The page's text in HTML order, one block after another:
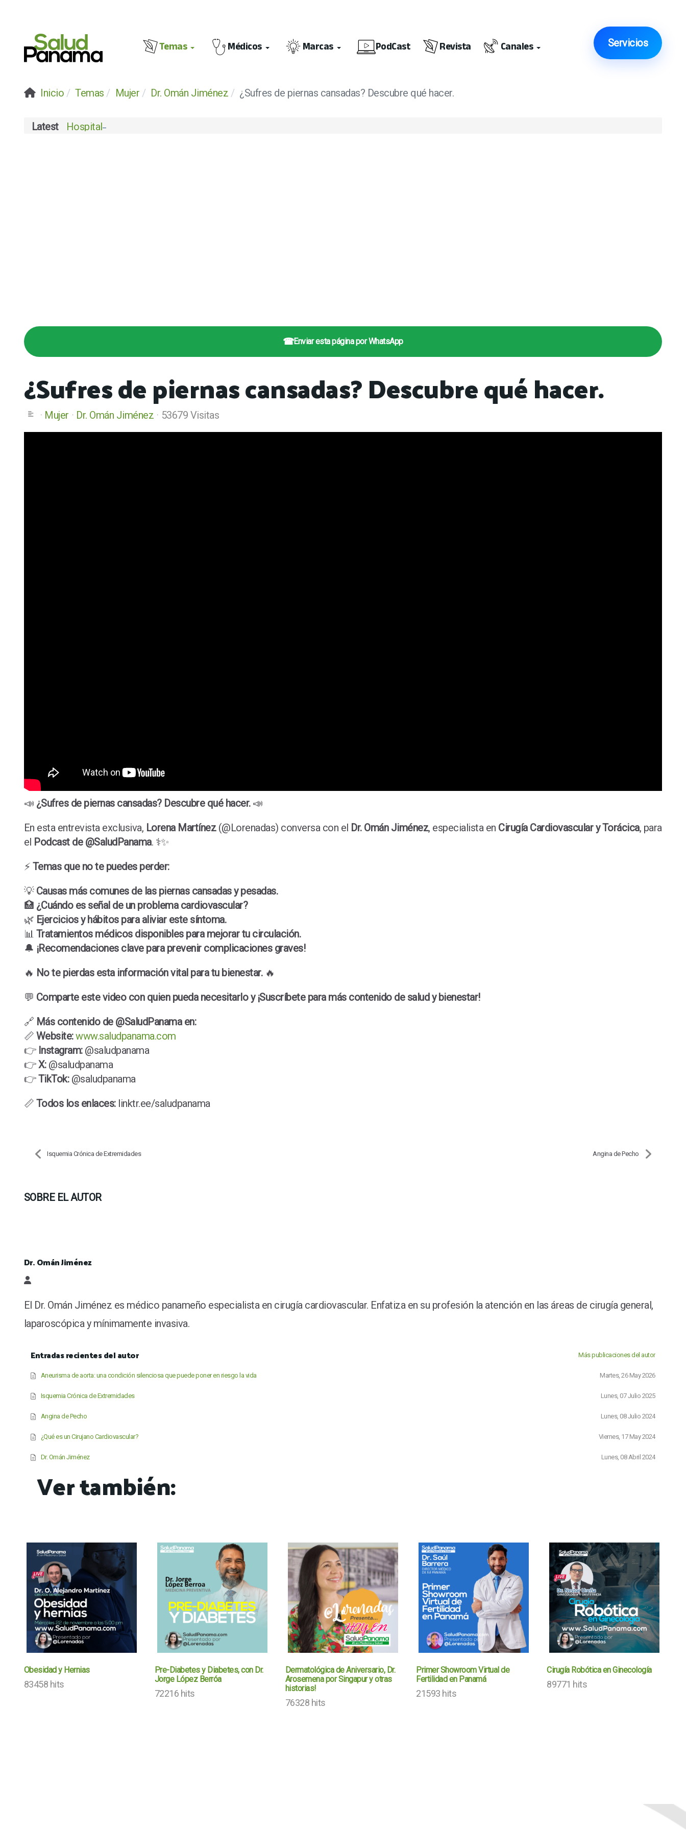
Temas Médicos Marcas PodCast Revista Canales Servicios
Inicio Temas Mujer Dr. Omán Jiménez ¿Sufres de piernas cansadas? Descubre qué hacer.
Latest Hospital Chiriquí celebra su certificación ISO 9001:2015
☎Enviar esta página por WhatsApp
¿Sufres de piernas cansadas? Descubre qué hacer.
Mujer Dr. Omán Jiménez 53679 Visitas
📣 ¿Sufres de piernas cansadas? Descubre qué hacer.📣
En esta entrevista exclusiva, Lorena Martínez(@Lorenadas) conversa con el Dr. Omán Jiménez, especialista en Cirugía Cardiovascular y Torácica, para
el Podcast de @SaludPanama. ⚕️✨
⚡️ Temas que no te puedes perder:
💡 Causas más comunes de las piernas cansadas y pesadas.
🏥 ¿Cuándo es señal de un problema cardiovascular?
🌿 Ejercicios y hábitos para aliviar este síntoma.
📊 Tratamientos médicos disponibles para mejorar tu circulación.
🔔 ¡Recomendaciones clave para prevenir complicaciones graves!
🔥 No te pierdas esta información vital para tu bienestar.🔥
💬 Comparte este video con quien pueda necesitarlo y ¡Suscríbete para más contenido de salud y bienestar!
🔗 Más contenido de @SaludPanama en:
📏 Website:www.saludpanama.com
👉 Instagram:@saludpanama
👉X:@saludpanama
👉TikTok:@saludpanama
📏 Todos los enlaces:linktr.ee/saludpanama
Isquemia Crónica de Extremidades Angina de Pecho
SOBRE EL AUTOR
Dr. Omán Jiménez
Dr. Omán Jiménez
El Dr. Omán Jiménez es médico panameño especialista en cirugía cardiovascular. Enfatiza en su profesión la atención en las áreas de cirugía general,
laparoscópica y mínimamente invasiva.
Entradas recientes del autor Más publicaciones del autor
Martes, 26 May 2026
Aneurisma de aorta: una condición silenciosa que puede poner en riesgo la vida
Lunes, 07 Julio 2025
Isquemia Crónica de Extremidades
Lunes, 08 Julio 2024
Angina de Pecho
Viernes, 17 May 2024
¿Qué es un Cirujano Cardiovascular?
Lunes, 08 Abril 2024
Dr. Omán Jiménez
Ver también:
Obesidad y Hernias
83458 hits
Pre-Diabetes y Diabetes, con Dr.
Jorge López Berróa
72216 hits
Dermatológica de Aniversario, Dr.
Arosemena por Singapur y otras
historias!
76328 hits
Primer Showroom Virtual de
Fertilidad en Panamá
21593 hits
Cirugía Robótica en Ginecología
89771 hits